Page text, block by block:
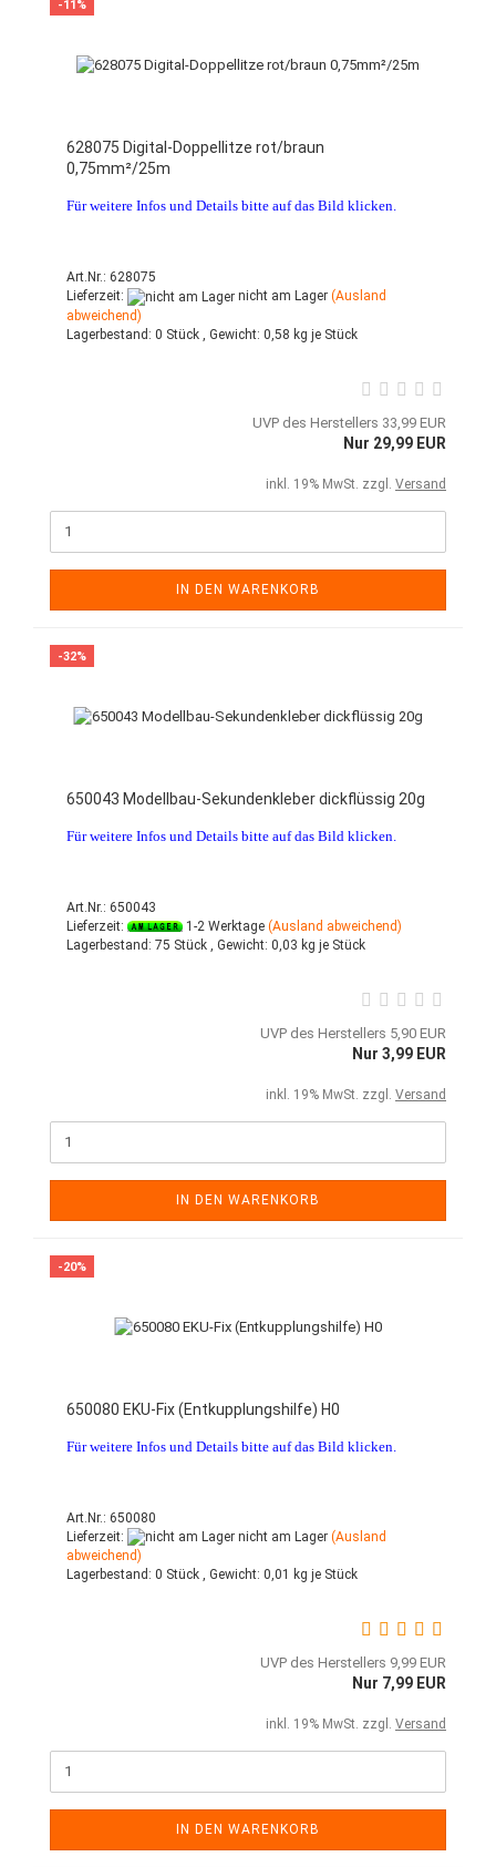
-11%
628075 Digital-Doppellitze rot/braun
0,75mm²/25m
Für weitere Infos und Details bitte auf das Bild klicken.
Art.Nr.: 628075
Lieferzeit:
nicht am Lager (Ausland
abweichend)
Lagerbestand: 0 Stück , Gewicht: 0,58 kg je Stück
UVP des Herstellers 33,99 EUR
Nur 29,99 EUR
inkl. 19% MwSt. zzgl. Versand
IN DEN WARENKORB
-32%
650043 Modellbau-Sekundenkleber dickflüssig 20g
Für weitere Infos und Details bitte auf das Bild klicken.
Art.Nr.: 650043
Lieferzeit:
1-2 Werktage (Ausland abweichend)
Lagerbestand: 75 Stück , Gewicht: 0,03 kg je Stück
UVP des Herstellers 5,90 EUR
Nur 3,99 EUR
inkl. 19% MwSt. zzgl. Versand
IN DEN WARENKORB
-20%
650080 EKU-Fix (Entkupplungshilfe) H0
Für weitere Infos und Details bitte auf das Bild klicken.
Art.Nr.: 650080
Lieferzeit:
nicht am Lager (Ausland
abweichend)
Lagerbestand: 0 Stück , Gewicht: 0,01 kg je Stück
UVP des Herstellers 9,99 EUR
Nur 7,99 EUR
inkl. 19% MwSt. zzgl. Versand
IN DEN WARENKORB